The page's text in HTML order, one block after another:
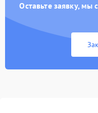
Оставьте заявку,